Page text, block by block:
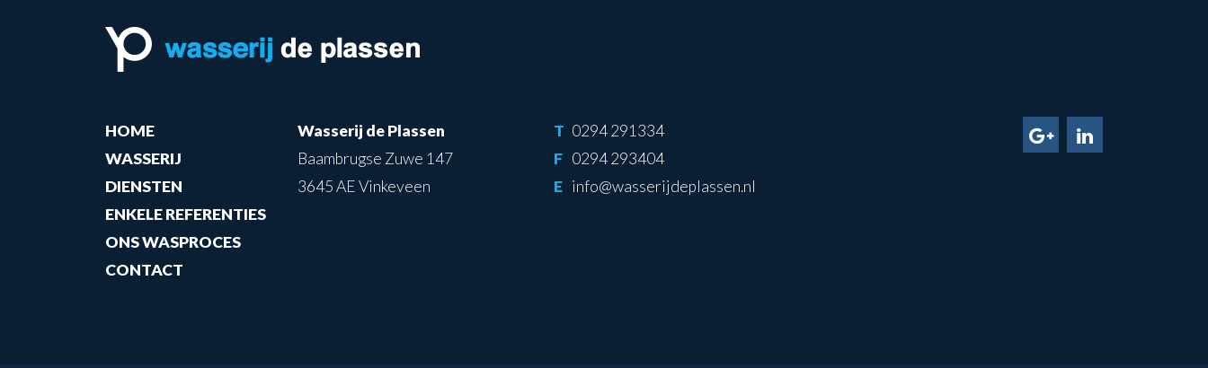
HOME
WASSERIJ
DIENSTEN
ENKELE REFERENTIES
ONS WASPROCES
CONTACT
Wasserij de Plassen
Baambrugse Zuwe 147
3645 AE Vinkeveen
T 0294 291334
F 0294 293404
E info@wasserijdeplassen.nl